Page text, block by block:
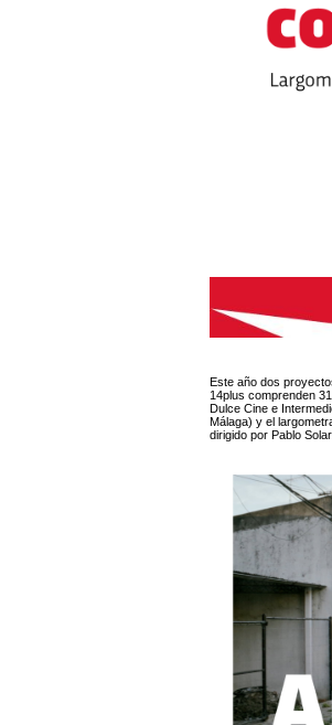
Este año dos
14plus comprenden
Dulce Cine e
Málaga) y el
dirigido por Pablo